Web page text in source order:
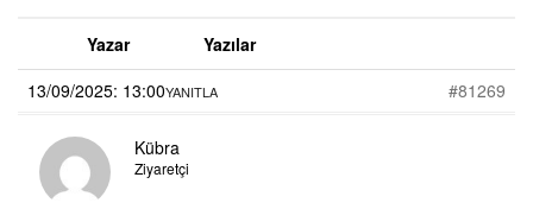
Yazar
Yazılar
13/09/2025: 13:00
#81269
YANITLA
Kübra
Ziyaretçi